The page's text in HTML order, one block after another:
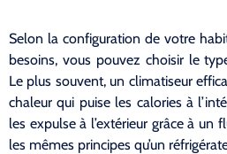
Selon la configuration de votre
besoins, vous pouvez choisir le
Le plus souvent, un climatiseur
chaleur qui puise les calories à
les expulse à l’extérieur grâce à un
les mêmes principes qu’un